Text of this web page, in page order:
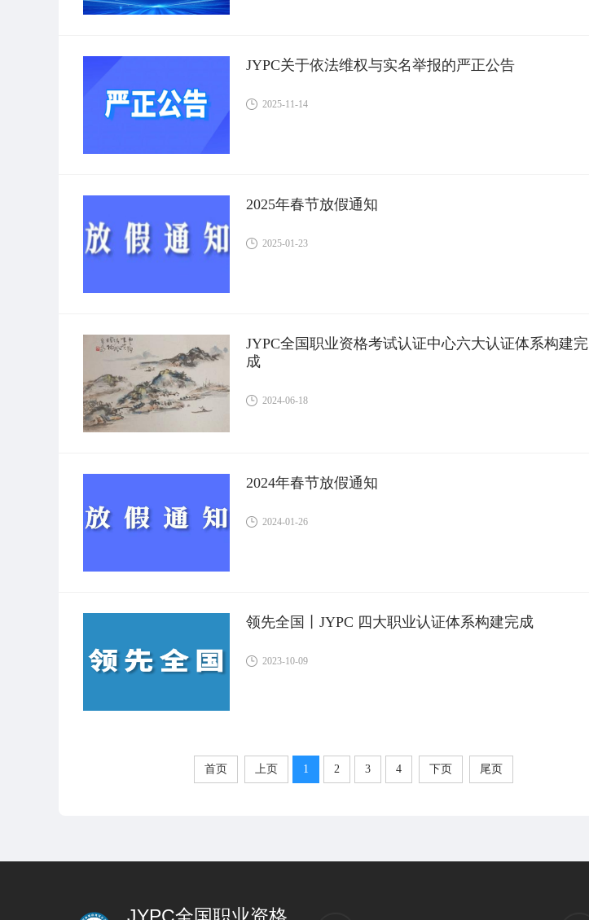
JYPC关于依法维权与实名举报的严正公告
2025-11-14
2025年春节放假通知
2025-01-23
JYPC全国职业资格考试认证中心六大认证体系构建完
成
2024-06-18
2024年春节放假通知
2024-01-26
领先全国丨JYPC 四大职业认证体系构建完成
2023-10-09
首页 上页 1 2 3 4 下页 尾页
JYPC全国职业资格